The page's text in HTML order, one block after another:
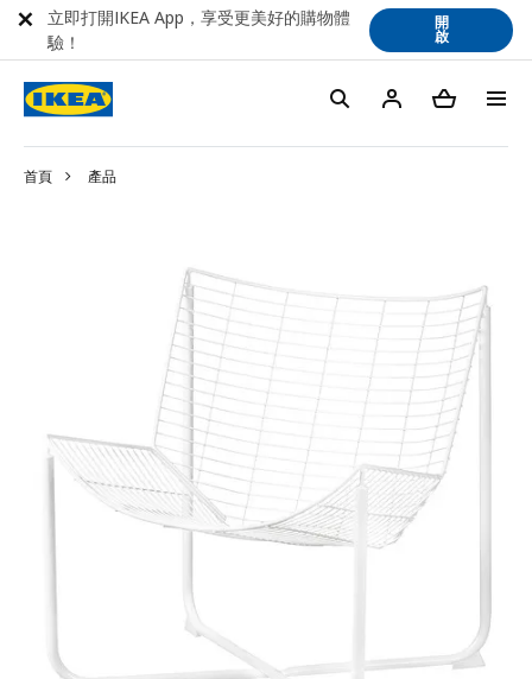
首頁 產品
立即打開IKEA App，享受更美好的購物體
驗！
開
啟